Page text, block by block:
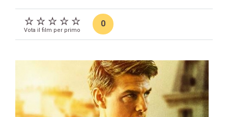
Vota il film per primo
0